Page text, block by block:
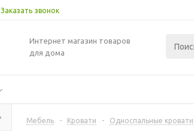
Заказать звонок
Интернет магазин товаров
для дома
Мебель - Кровати - Односпальные кровати